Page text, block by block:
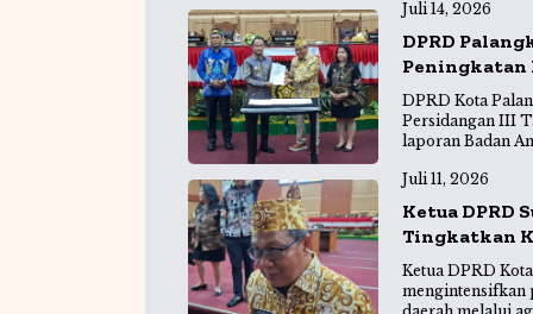
o
o
k
p
p
r
a
m
Juli 14, 2026
DPRD
Peningkatan
DPRD Kota
Persidangan III
laporan Badan
Juli 11, 2026
Ketua DPRD
Tingkatkan
Ketua DPRD
mengintensifkan